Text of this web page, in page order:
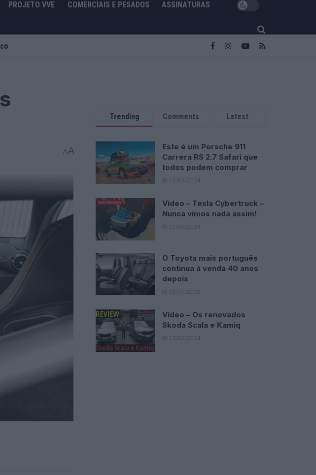
PROJETO VVE COMERCIAIS E PESADOS ASSINATURAS
AA
Trending Comments Latest
Este é um Porsche 911
Carrera RS 2.7 Safari que
todos podem comprar
13/03/2024
Vídeo – Tesla Cybertruck –
Nunca vimos nada assim!
13/05/2024
O Toyota mais português
continua à venda 40 anos
depois
31/07/2026
Vídeo – Os renovados
Skoda Scala e Kamiq
12/02/2024